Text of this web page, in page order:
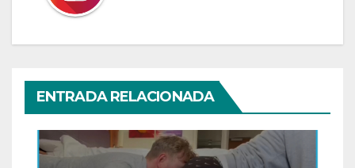
ENTRADA RELACIONADA